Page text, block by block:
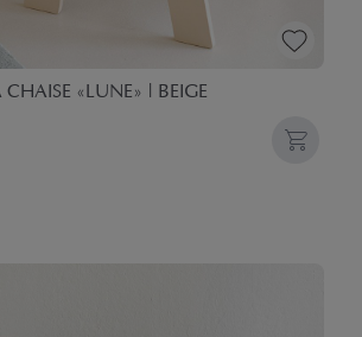
«LUNE» | BEIGE